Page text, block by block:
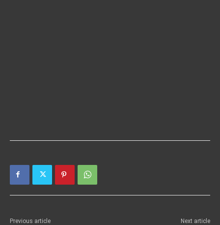
Previous article Next article